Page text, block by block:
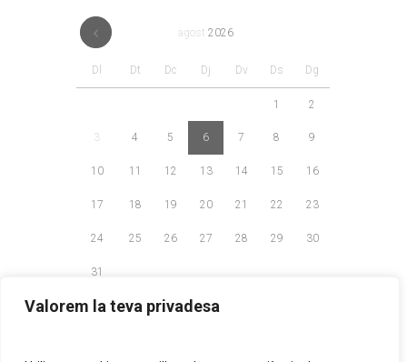
Valorem la teva privadesa
agost 2026
Dl Dt Dc Dj Dv Ds Dg
1 2
3 4 5 6 7 8 9
10 11 12 13 14 15 16
17 18 19 20 21 22 23
24 25 26 27 28 29 30
31